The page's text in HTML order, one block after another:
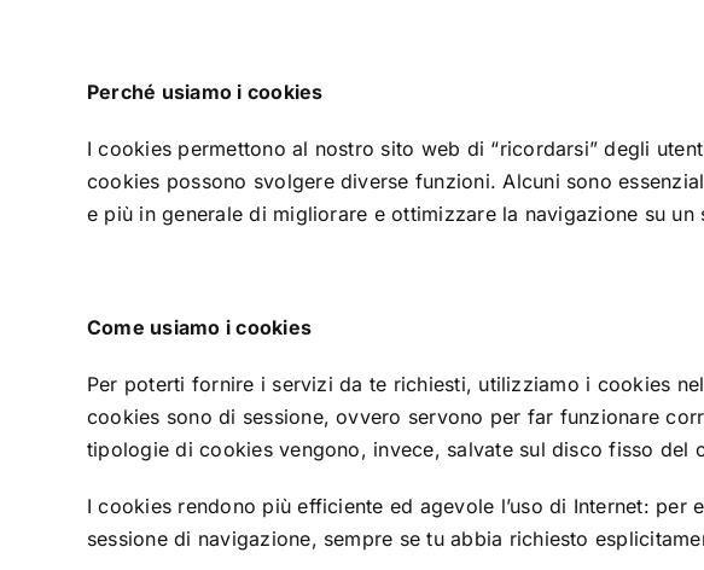
Perché usiamo i cookies
I cookies permettono al nostro sito web di “ricordarsi” degli
cookies possono svolgere diverse funzioni. Alcuni sono
e più in generale di migliorare e ottimizzare la navigazione su un
Come usiamo i cookies
Per poterti fornire i servizi da te richiesti, utilizziamo i cookies
cookies sono di sessione, ovvero servono per far funzionare
tipologie di cookies vengono, invece, salvate sul disco fisso del
I cookies rendono più efficiente ed agevole l’uso di Internet:
sessione di navigazione, sempre se tu abbia richiesto